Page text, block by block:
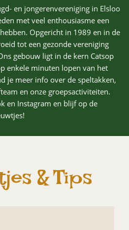
en jongerenvereniging in Elsloo
met veel enthousiasme een
Opgericht in 1989 en in de
tot een gezonde vereniging
gebouw ligt in de kern Catsop
enkele minuten lopen van het
je meer info over de speltakken,
en onze groepsactiviteiten.
en Instagram en blijf op de
& Tips